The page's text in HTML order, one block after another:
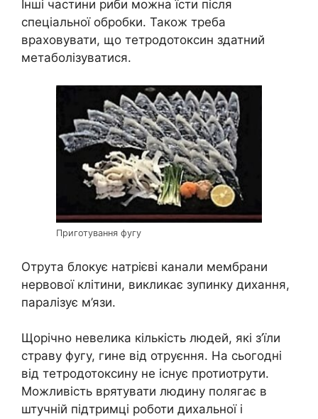
Інші частини риби можна їсти після
спеціальної обробки. Також треба
враховувати, що тетродотоксин здатний
метаболізуватися.
Приготування фугу
Отрута блокує натрієві канали мембрани
нервової клітини, викликає зупинку дихання,
паралізує м’язи.
Щорічно невелика кількість людей, які з’їли
страву фугу, гине від отруєння. На сьогодні
від тетродотоксину не існує протиотрути.
Можливість врятувати людину полягає в
штучній підтримці роботи дихальної і